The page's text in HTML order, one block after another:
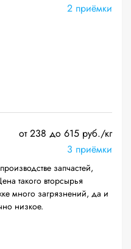
2 приёмки
от 238 до 615 руб./кг
3 приёмки
запчастей,
такого вторсырья
много загрязнений, да и
низкое.